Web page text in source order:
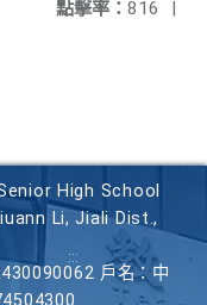
點擊率： 816 |
High School
Li, Jiali Dist.,
戶名：中